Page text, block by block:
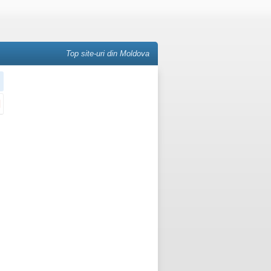
Top site-uri din Moldova